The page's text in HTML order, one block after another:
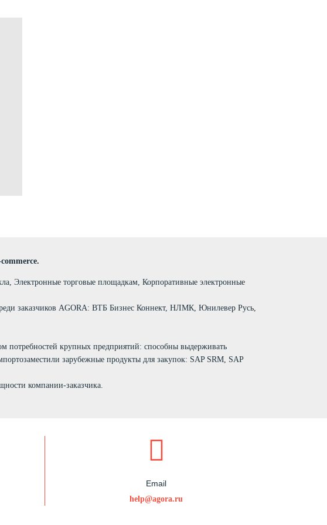
Электронные торговые площадкам, Корпоративные электронные
заказчиков AGORA: ВТБ Бизнес Коннект, НЛМК, Юнилевер Русь,
потребностей крупных предприятий: способны выдерживать
зарубежные продукты для закупок: SAP SRM, SAP
компании-заказчика.
Email
help@agora.ru